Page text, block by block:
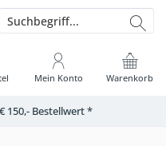
150,- Bestellwert *
Warenkorb
Mein Konto